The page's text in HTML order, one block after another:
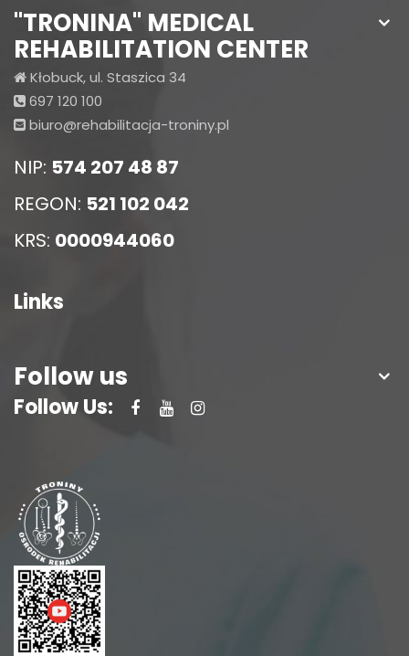
"TRONINA" MEDICAL
REHABILITATION CENTER
Kłobuck, ul. Staszica 34
697 120 100
biuro@rehabilitacja-troniny.pl
NIP: 574 207 48 87
REGON: 521 102 042
KRS: 0000944060
Links
Follow us
Follow Us: